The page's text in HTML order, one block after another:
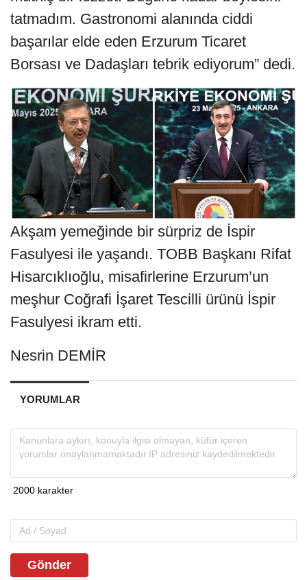
tatmadım. Gastronomi alanında ciddi
başarılar elde eden Erzurum Ticaret
Borsası ve Dadaşları tebrik ediyorum” dedi.
Akşam yemeğinde bir sürpriz de İspir
Fasulyesi ile yaşandı. TOBB Başkanı Rifat
Hisarcıklıoğlu, misafirlerine Erzurum’un
meşhur Coğrafi İşaret Tescilli ürünü İspir
Fasulyesi ikram etti.
Nesrin DEMİR
YORUMLAR
Gönder